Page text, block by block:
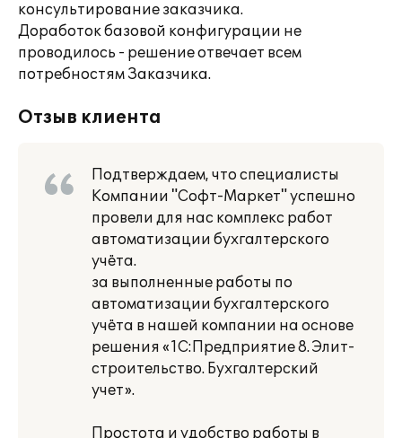
консультирование заказчика.
Доработок базовой конфигурации не
проводилось - решение отвечает всем
потребностям Заказчика.
Отзыв клиента
Подтверждаем, что специалисты
Компании "Софт-Маркет" успешно
провели для нас комплекс работ
автоматизации бухгалтерского
учёта.
за выполненные работы по
автоматизации бухгалтерского
учёта в нашей компании на основе
решения «1C:Предприятие 8. Элит-
строительство. Бухгалтерский
учет».
Простота и удобство работы в